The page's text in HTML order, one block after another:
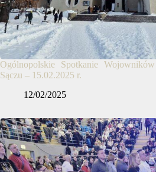
Ogólnopolskie Spotkanie
Sączu – 15.02.2025 r.
12/02/2025